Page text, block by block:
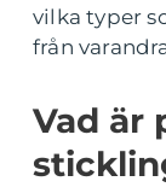
vilka typer
från
Vad är